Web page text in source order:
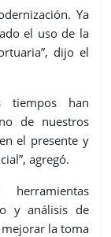
Ya
el uso de la
, dijo el
tiempos han
de nuestros
el presente y
agregó.
y análisis de
la toma